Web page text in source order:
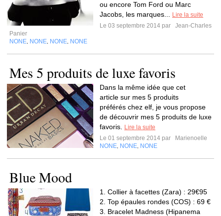
ou encore Tom Ford ou Marc
Jacobs, les marques...
Lire la suite
Le 03 septembre 2014 par
Jean-Charles
Panier
NONE NONE NONE NONE
Mes 5 produits de luxe favoris
Dans la même idée que cet
article sur mes 5 produits
préférés chez elf, je vous propose
de découvrir mes 5 produits de luxe
favoris.
Lire la suite
Le 01 septembre 2014 par
Marienoelle
NONE NONE NONE
Blue Mood
1. Collier à facettes (Zara) : 29€95
2. Top épaules rondes (COS) : 69 €
3. Bracelet Madness (Hipanema